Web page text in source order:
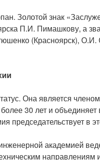
Золотой знак
П.И. Пимашкову, а
(Красноярск), О.И.
Она является
30 лет и
председательствует в
академией